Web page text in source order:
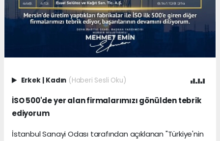
Erkek | Kadın (Haberi Sesli Oku)
İSO 500'de yer alan firmalarımızı gönülden tebrik
ediyorum
İstanbul Sanayi Odası tarafından açıklanan "Türkiye'nin